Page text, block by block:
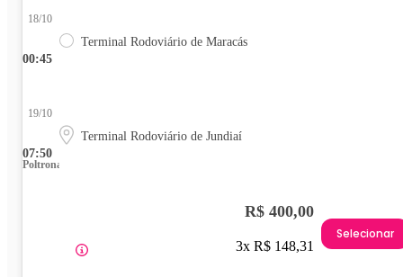
00:45
18/10
Terminal Rodoviário de Maracás
07:50
19/10
Terminal Rodoviário de Jundiaí
Poltrona
R$ 400,00
3x R$ 148,31
Selecionar